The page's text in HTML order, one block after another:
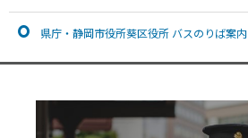
県庁・静岡市役所葵区役所 バスのりば案内